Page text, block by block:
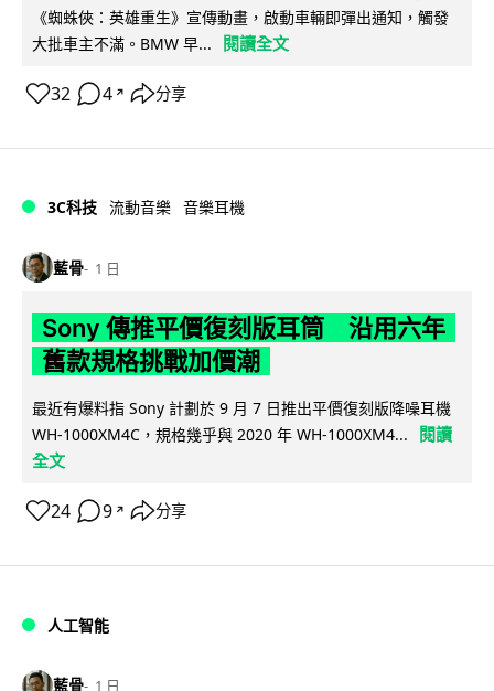
《蜘蛛俠：英雄重生》宣傳動畫，啟動車輛即彈出通知，觸發
大批車主不滿。BMW 早...
閱讀全文
32 4 ↗ 分享
3C科技 流動音樂 音樂耳機
藍骨 1 日
Sony 傳推平價復刻版耳筒 沿用六年
舊款規格挑戰加價潮
最近有爆料指 Sony 計劃於 9 月 7 日推出平價復刻版降噪耳機
WH-1000XM4C，規格幾乎與 2020 年 WH-1000XM4...
閱讀
全文
24 9 ↗ 分享
人工智能
藍骨 1 日